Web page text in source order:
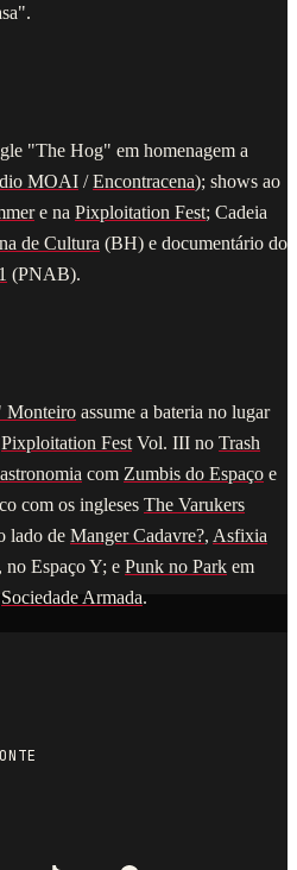
"The Hog" em homenagem a
MOAI /Encontracena); shows ao
e na Pixploitation Fest; Cadeia
de Cultura (BH) e documentário do
(PNAB).
Monteiro assume a bateria no lugar
Pixploitation Fest Vol. III no Trash
com Zumbis do Espaço e
com os ingleses The Varukers
lado de Manger Cadavre?, Asfixia
, no Espaço Y; e Punk no Park em
Sociedade Armada.